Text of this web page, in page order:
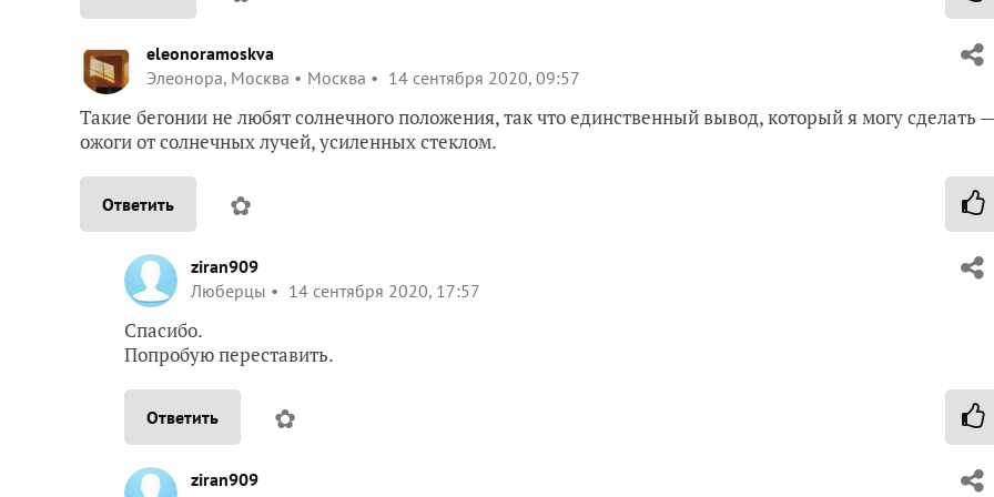
eleonoramoskva
Элеонора, Москва
Москва 14 сентября 2020, 09:57
Такие бегонии не любят солнечного положения, так что единственный вывод, который я могу сделать —
ожоги от солнечных лучей, усиленных стеклом.
Ответить ✿
ziran909
Люберцы
14 сентября 2020, 17:57
Спасибо.
Попробую переставить.
Ответить ✿
ziran909